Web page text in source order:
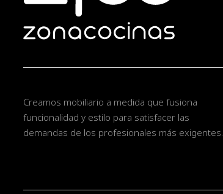
Creamos mobiliario a medida que fusiona
funcionalidad y estilo para satisfacer las
demandas de los profesionales más exigentes.